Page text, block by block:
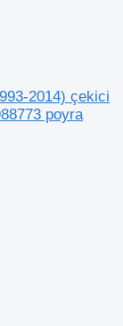
2014) çekici
poyra